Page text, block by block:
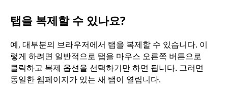
탭을 복제할 수 있나요?
예, 대부분의 브라우저에서 탭을 복제할 수 있습니다. 이
렇게 하려면 일반적으로 탭을 마우스 오른쪽 버튼으로
클릭하고 복제 옵션을 선택하기만 하면 됩니다. 그러면
동일한 웹페이지가 있는 새 탭이 열립니다.